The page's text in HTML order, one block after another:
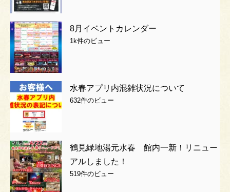
8月イベントカレンダー
1k件のビュー
水春アプリ内混雑状況について
632件のビュー
鶴見緑地湯元水春 館内一新！リニュー
アルしました！
519件のビュー